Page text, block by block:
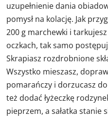
uzupełnienie dania
pomysł na kolację. Jak
200 g marchewki i
oczkach, tak samo
Skrapiasz rozdrobnione
Wszystko mieszasz,
pomarańczy i dorzucasz
też dodać łyżeczkę
pieprzem, a sałatka stanie